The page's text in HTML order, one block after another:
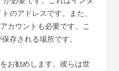
のアドレスです。また、
アカウントも必要です。こ
存される場所です。
お勧めします。彼らは世